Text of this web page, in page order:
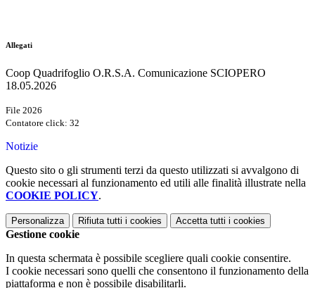
Allegati
Coop Quadrifoglio O.R.S.A. Comunicazione SCIOPERO
18.05.2026
File 2026
Contatore click: 32
Notizie
Questo sito o gli strumenti terzi da questo utilizzati si avvalgono di
cookie necessari al funzionamento ed utili alle finalità illustrate nella
COOKIE POLICY.
Personalizza Rifiuta tutti i cookies Accetta tutti i cookies
Gestione cookie
In questa schermata è possibile scegliere quali cookie consentire.
I cookie necessari sono quelli che consentono il funzionamento della
piattaforma e non è possibile disabilitarli.